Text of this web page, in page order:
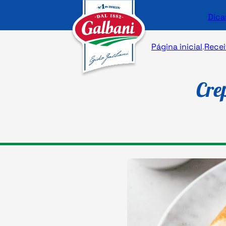
Página inicial.